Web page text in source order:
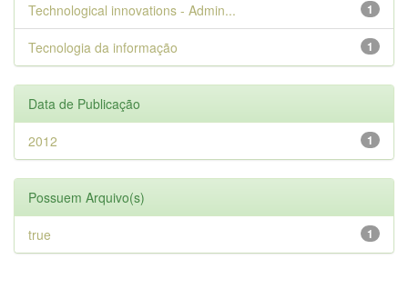
1
Technological innovations - Admin...
1
Tecnologia da informação
Data de Publicação
1
2012
Possuem Arquivo(s)
1
true